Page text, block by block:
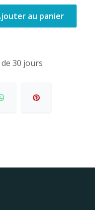
au panier
30 jours